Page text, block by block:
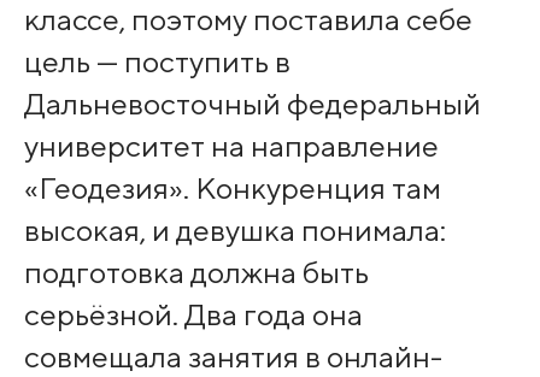
классе, поэтому поставила себе
цель — поступить в
Дальневосточный федеральный
университет на направление
«Геодезия». Конкуренция там
высокая, и девушка понимала:
подготовка должна быть
серьёзной. Два года она
совмещала занятия в онлайн-